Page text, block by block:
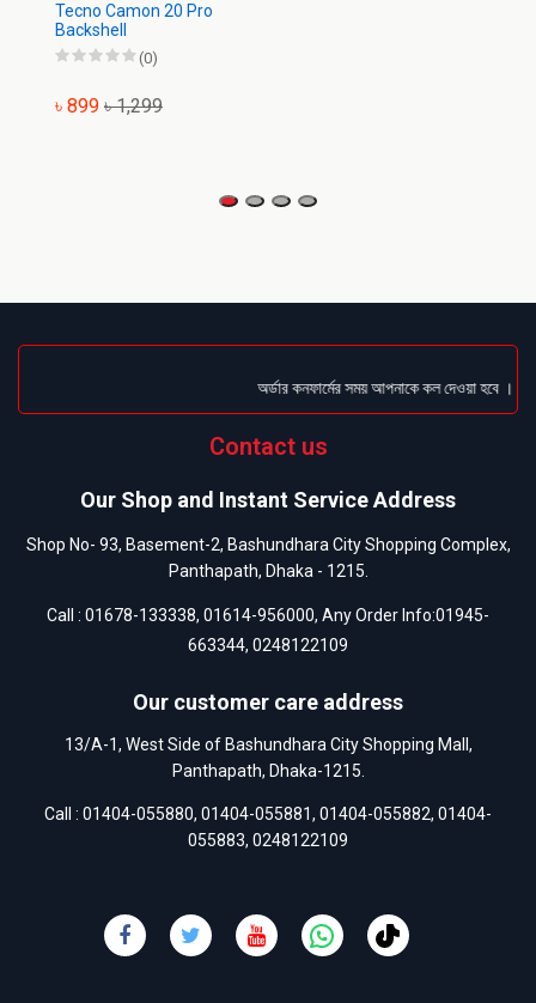
Tecno Camon 20 Pro
Backshell
(0)
৳ 899 ৳ 1,299
অর্ডার কনফার্মের সময় আপনাকে কল দেওয়া হবে ।
Contact us
Our Shop and Instant Service Address
Shop No- 93, Basement-2, Bashundhara City Shopping Complex,
Panthapath, Dhaka - 1215.
Call : 01678-133338, 01614-956000, Any Order Info:01945-
663344, 0248122109
Our customer care address
13/A-1, West Side of Bashundhara City Shopping Mall,
Panthapath, Dhaka-1215.
Call : 01404-055880, 01404-055881, 01404-055882, 01404-
055883, 0248122109